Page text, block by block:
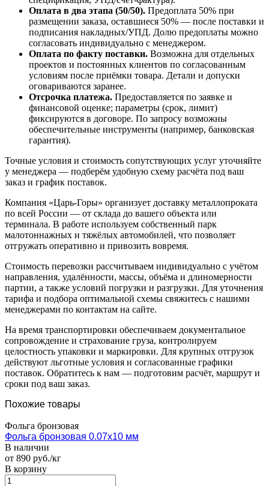
Оплата в два этапа (50/50). Предоплата 50% при
размещении заказа, оставшиеся 50% — после поставки и
подписания накладных/УПД. Долю предоплаты можно
согласовать индивидуально с менеджером.
Оплата по факту поставки. Возможна для отдельных
проектов и постоянных клиентов по согласованным
условиям после приёмки товара. Детали и допуски
оговариваются заранее.
Отсрочка платежа. Предоставляется по заявке и
финансовой оценке; параметры (срок, лимит)
фиксируются в договоре. По запросу возможны
обеспечительные инструменты (например, банковская
гарантия).
Точные условия и стоимость сопутствующих услуг уточняйте
у менеджера — подберём удобную схему расчёта под ваш
заказ и график поставок.
Компания «Царь-Горы» организует доставку металлопроката
по всей России — от склада до вашего объекта или
терминала. В работе используем собственный парк
малотоннажных и тяжёлых автомобилей, что позволяет
отгружать оперативно и привозить вовремя.
Стоимость перевозки рассчитываем индивидуально с учётом
направления, удалённости, массы, объёма и длиномерности
партии, а также условий погрузки и разгрузки. Для уточнения
тарифа и подбора оптимальной схемы свяжитесь с нашими
менеджерами по контактам на сайте.
На время транспортировки обеспечиваем документальное
сопровождение и страхование груза, контролируем
целостность упаковки и маркировки. Для крупных отгрузок
действуют льготные условия и согласованные графики
поставок. Обратитесь к нам — подготовим расчёт, маршрут и
сроки под ваш заказ.
Похожие товары
Фольга бронзовая
Фольга бронзовая 0.07х10 мм
В наличии
от 890 руб./кг
В корзину